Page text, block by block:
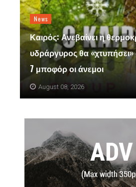
News
Καιρός: Ανεβαίνει η
υδράργυρος θα «χτυπήσει»
7 μποφόρ οι άνεμοι
August 08, 2026